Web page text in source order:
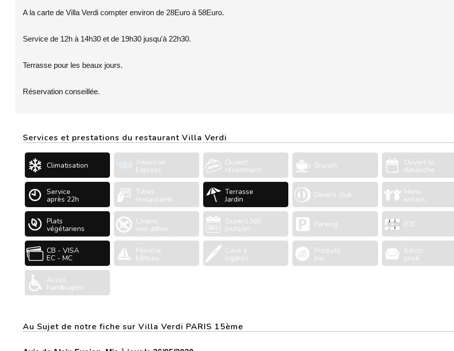
A la carte de Villa Verdi compter environ de 28Euro à 58Euro.
Service de 12h à 14h30 et de 19h30 jusqu'à 22h30.
Terrasse pour les beaux jours.
Réservation conseillée.
Services et prestations du restaurant Villa Verdi
Climatisation American
Express
Ouvert
récemment Brunch Ouvert le
dimanche
Service
après 22h
Titres
restaurants
Terrasse
Jardin Diner's club Menu
enfant
Plats
végétariens
Chiens
non admis
Ouvert 365
jours/an Parking JCB
CB - VISA
EC - MC
Péniche
bâteau
Cave à
cigares
Produits
bio
Salon
privé
Accès
handicapés
Au Sujet de notre fiche sur Villa Verdi PARIS 15ème